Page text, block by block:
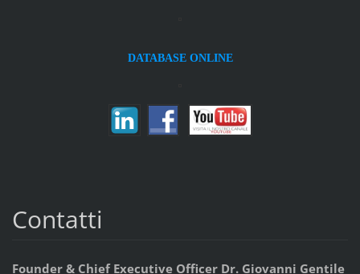
DATABASE ONLINE
Contatti
Founder & Chief Executive Officer Dr. Giovanni Gentile